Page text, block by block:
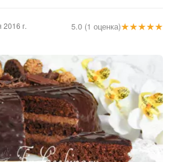
★★★★★
5.0 (1 оценка)
2016 г.